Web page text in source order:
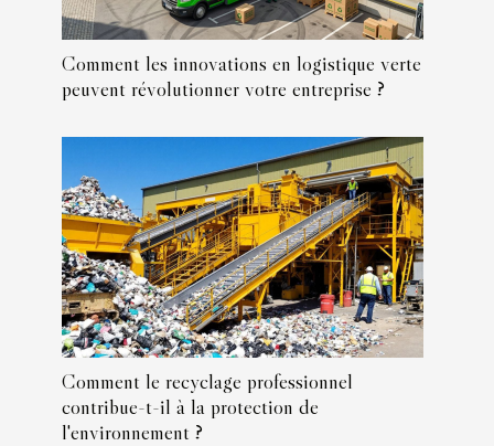
Comment les innovations en logistique verte
peuvent révolutionner votre entreprise ?
Comment le recyclage professionnel
contribue-t-il à la protection de
l'environnement ?